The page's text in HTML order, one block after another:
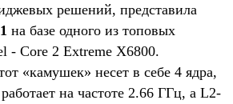
решений, представила
на базе одного из топовых
- Core 2 Extreme X6800.
«камушек» несет в себе 4 ядра,
на частоте 2.66 ГГц, а L2-